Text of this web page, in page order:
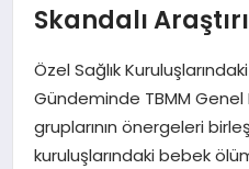
SAĞLIK
TEKNOLOJI
EKONOMI
Skandalı
Özel Sağlık
Gündeminde TBMM Genel
gruplarının önergeleri
kuruluşlarındaki bebek